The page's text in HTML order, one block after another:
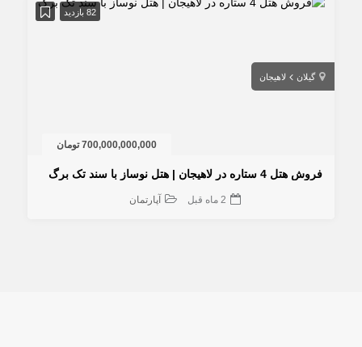
82 بازدید
لاهیجان
700,000,000,000 تومان
4 ستاره در لاهیجان | هتل نوساز با سند تک برگ
آپارتمان